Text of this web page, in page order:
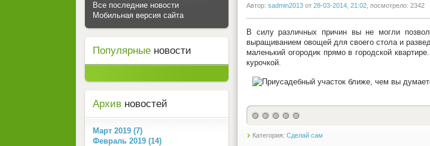
Автор: sadmin2013 от 28-03-2014, 21:02 , посмотрело: 2342
В силу различных причин вы не могли
выращиванием овощей для своего стола и
маленький огородик прямо в городской
курочкой.
Категория: Сделай сам
Все последние новости
Мобильная версия сайта
Популярные новости
Архив новостей
Март 2019 (7)
Февраль 2019 (14)